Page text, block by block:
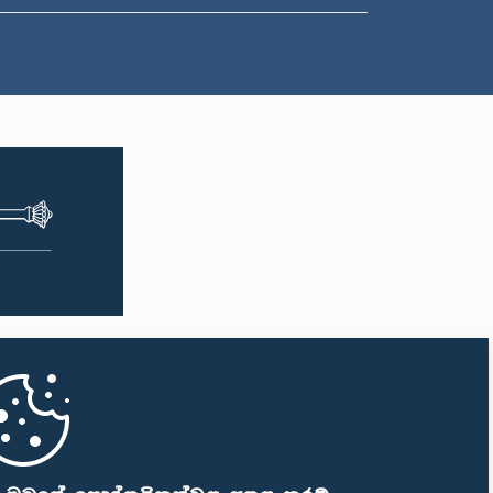
ප.ව. 1:34 - ප.ව. 1:55